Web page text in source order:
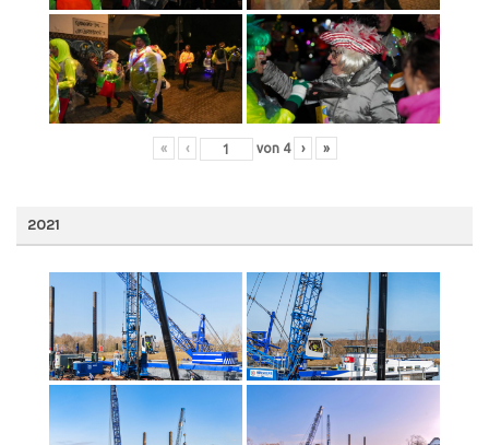
« ‹ von 4 › »
2021